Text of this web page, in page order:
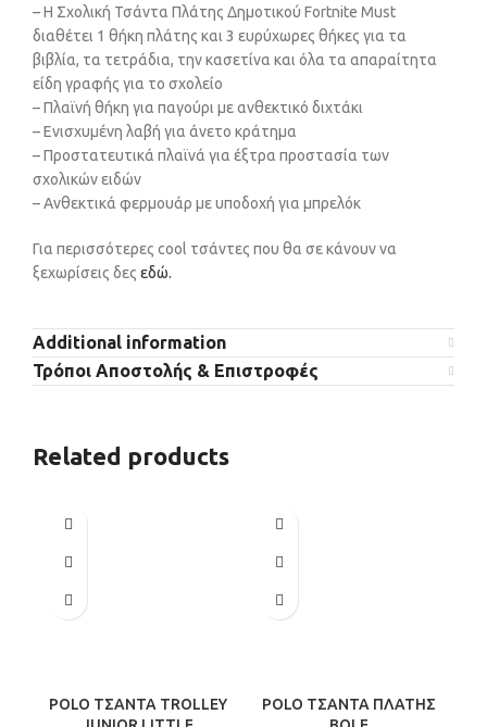
– H Σχολική Τσάντα Πλάτης Δημοτικού Fortnite Must
διαθέτει 1 θήκη πλάτης και 3 ευρύχωρες θήκες για τα
βιβλία, τα τετράδια, την κασετίνα και όλα τα απαραίτητα
είδη γραφής για το σχολείο
– Πλαϊνή θήκη για παγούρι με ανθεκτικό διχτάκι
– Ενισχυμένη λαβή για άνετο κράτημα
– Προστατευτικά πλαϊνά για έξτρα προστασία των
σχολικών ειδών
– Ανθεκτικά φερμουάρ με υποδοχή για μπρελόκ
Για περισσότερες cool τσάντες που θα σε κάνουν να
ξεχωρίσεις δες εδώ.
Additional information
Τρόποι Αποστολής & Επιστροφές
Related products
POLO ΤΣΑΝΤΑ TROLLEY
POLO ΤΣΑΝΤΑ ΠΛΑΤΗΣ